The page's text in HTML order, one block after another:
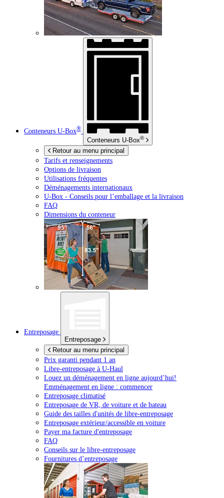
Conteneurs U-Box®
Conteneurs U-Box®
Retour au menu principal
Tarifs et renseignements
Options de livraison
Utilisations fréquentes
Déménagements internationaux
U-Box - Conseils pour l’emballage et la livraison
FAQ
Dimensions du conteneur
Entreposage
Entreposage
Retour au menu principal
Prix garanti pendant 1 an
Libre-entreposage à U-Haul
Louez un déménagement en ligne aujourd’hui!
Emménagement en ligne : commencer
Entreposage climatisé
Entreposage de VR, de voiture et de bateau
Guide des tailles d'unités de libre-entreposage
Entreposage extérieur/accessible en voiture
Payer ma facture d'entreposage
FAQ
Conseils sur le libre-entreposage
Fournitures d’entreposage